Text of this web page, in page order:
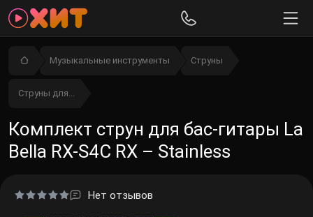
Музыкальные инструменты Струны
Струны для...
Комплект струн для бас-гитары La
Bella RX-S4C RX – Stainless
Нет отзывов